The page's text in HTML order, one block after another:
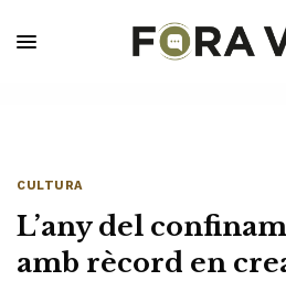
CULTURA
L’any del
amb rècord en